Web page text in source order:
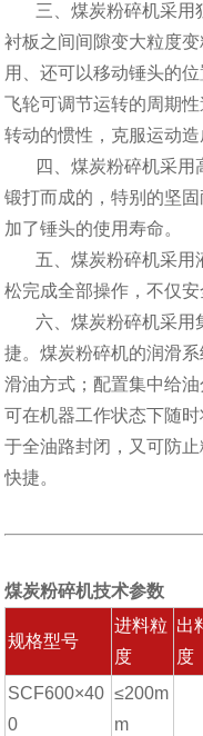
三、煤炭粉碎机采用
衬板之间间隙变大粒度
用、还可以移动锤头的
飞轮可调节运转的周期
转动的惯性，克服运动造
四、煤炭粉碎机采用
锻打而成的，特别的坚
加了锤头的使用寿命。
五、煤炭粉碎机采用
松完成全部操作，不仅安
六、煤炭粉碎机采用
捷。煤炭粉碎机的润滑
滑油方式；配置集中给
可在机器工作状态下随
于全油路封闭，又可防
快捷。
煤炭粉碎机技术参数
规格型号
进料粒
度
出
度
SCF600×40
0
≤200m
m